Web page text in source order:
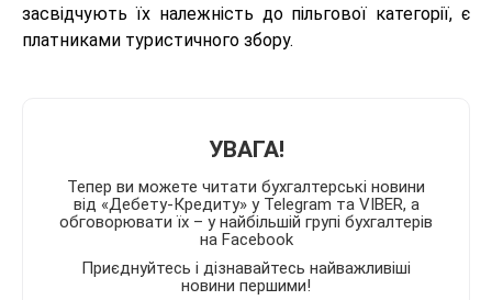
засвідчують їх належність до пільгової категорії, є
платниками туристичного збору.
УВАГА!
Тепер ви можете читати бухгалтерські новини
від «Дебету-Кредиту» у Telegram та VIBER, а
обговорювати їх – у найбільшій групі бухгалтерів
на Facebook
Приєднуйтесь і дізнавайтесь найважливіші
новини першими!